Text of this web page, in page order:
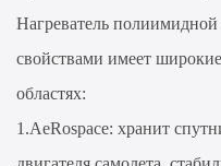
Нагреватель
свойствами имеет
областях:
1.AeRospace: хранит